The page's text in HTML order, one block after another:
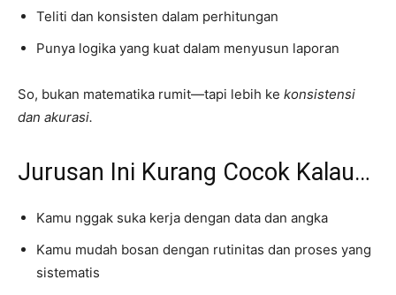
Teliti dan konsisten dalam perhitungan
Punya logika yang kuat dalam menyusun laporan
So, bukan matematika rumit—tapi lebih ke konsistensi
dan akurasi.
Jurusan Ini Kurang Cocok Kalau…
Kamu nggak suka kerja dengan data dan angka
Kamu mudah bosan dengan rutinitas dan proses yang
sistematis